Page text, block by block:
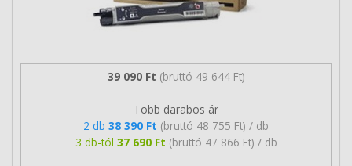
39 090 Ft (bruttó 49 644 Ft)
Több darabos ár
2 db 38 390 Ft (bruttó 48 755 Ft) / db
3 db-tól 37 690 Ft (bruttó 47 866 Ft) / db